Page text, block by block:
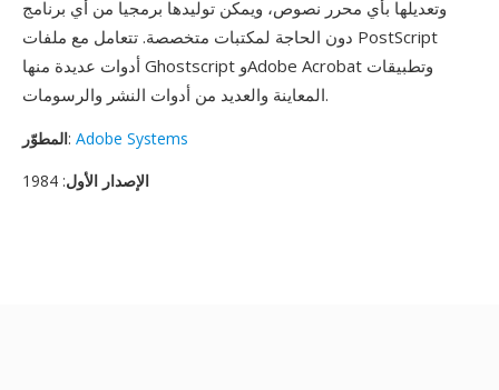
وتعديلها بأي محرر نصوص، ويمكن توليدها برمجيا من أي برنامج
دون الحاجة لمكتبات متخصصة. تتعامل مع ملفات PostScript
أدوات عديدة منها Ghostscript وAdobe Acrobat وتطبيقات
المعاينة والعديد من أدوات النشر والرسومات.
المطوّر: Adobe Systems
الإصدار الأول: 1984